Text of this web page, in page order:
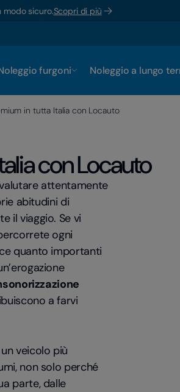
modo sicuro.Scopri di più
furgoni Noleggio a lungo
in tutta Italia con Locauto
con Locauto
attentamente
abitudini di
il viaggio. Se vi
ogni
quanto importanti
a farvi
veicolo più
non solo perché
parte, dalle